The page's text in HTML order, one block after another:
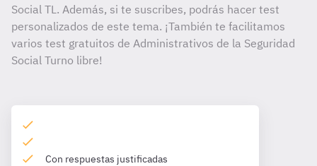
Social TL. Además, si te suscribes, podrás hacer test
personalizados de este tema. ¡También te facilitamos
varios test gratuitos de Administrativos de la Seguridad
Social Turno libre!
Con respuestas justificadas